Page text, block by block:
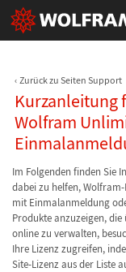
Zurück zu Seiten Support
Kurzanleitung
Wolfram
Im Folgenden finden Sie
dabei zu helfen,
mit Einmalanmeldung
Produkte anzuzeigen,
online zu verwalten,
Ihre Lizenz zugreifen,
Site-Lizenz aus der Liste